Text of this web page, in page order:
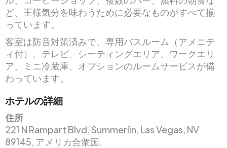
ど、王様気分を味わうために必要なものがすべて揃
っています。
客室は防音対策済みで、専用バスルーム（アメニテ
ィ付）、テレビ、シーティングエリア、ワークエリ
ア、ミニ冷蔵庫、オプションのルームサービスが備
わっています。
ホテルの詳細
住所
221 N Rampart Blvd, Summerlin, Las Vegas, NV
89145, アメリカ合衆国.